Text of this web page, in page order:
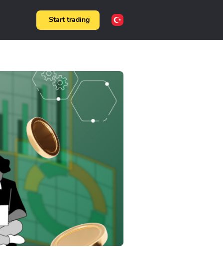
Start trading